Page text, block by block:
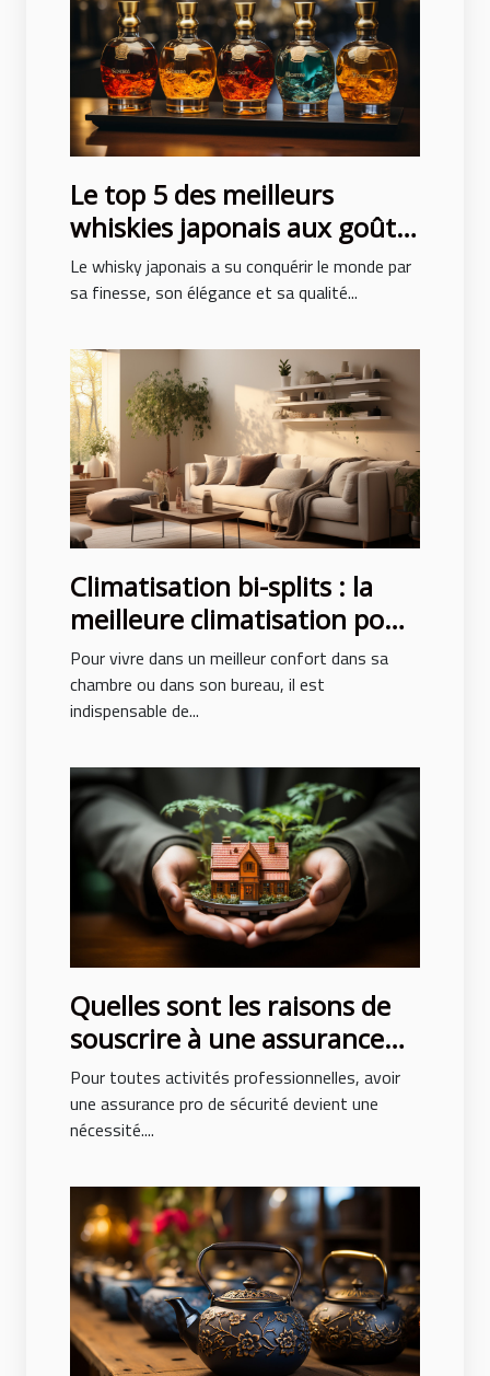
Le top 5 des meilleurs
whiskies japonais aux goûts
exceptionnels
Le whisky japonais a su conquérir le monde par
sa finesse, son élégance et sa qualité...
Climatisation bi-splits : la
meilleure climatisation pour
un confort des pièces
Pour vivre dans un meilleur confort dans sa
chambre ou dans son bureau, il est
indispensable de...
Quelles sont les raisons de
souscrire à une assurance
pro sécurité ?
Pour toutes activités professionnelles, avoir
une assurance pro de sécurité devient une
nécessité....